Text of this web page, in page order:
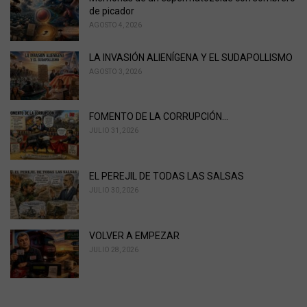
i
e
:
de picador
AGOSTO 4, 2026
LA INVASIÓN ALIENÍGENA Y EL SUDAPOLLISMO
AGOSTO 3, 2026
FOMENTO DE LA CORRUPCIÓN…
JULIO 31, 2026
EL PEREJIL DE TODAS LAS SALSAS
JULIO 30, 2026
VOLVER A EMPEZAR
JULIO 28, 2026